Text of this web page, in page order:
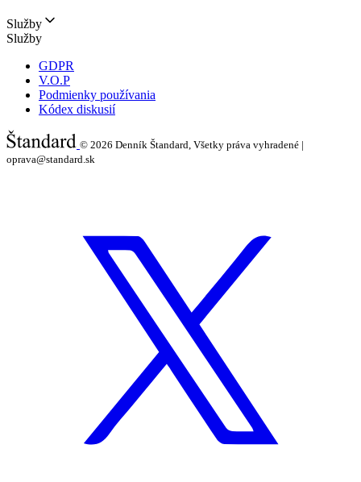
Služby
Služby
GDPR
V.O.P
Podmienky používania
Kódex diskusií
© 2026 Denník Štandard, Všetky práva vyhradené |
oprava@standard.sk